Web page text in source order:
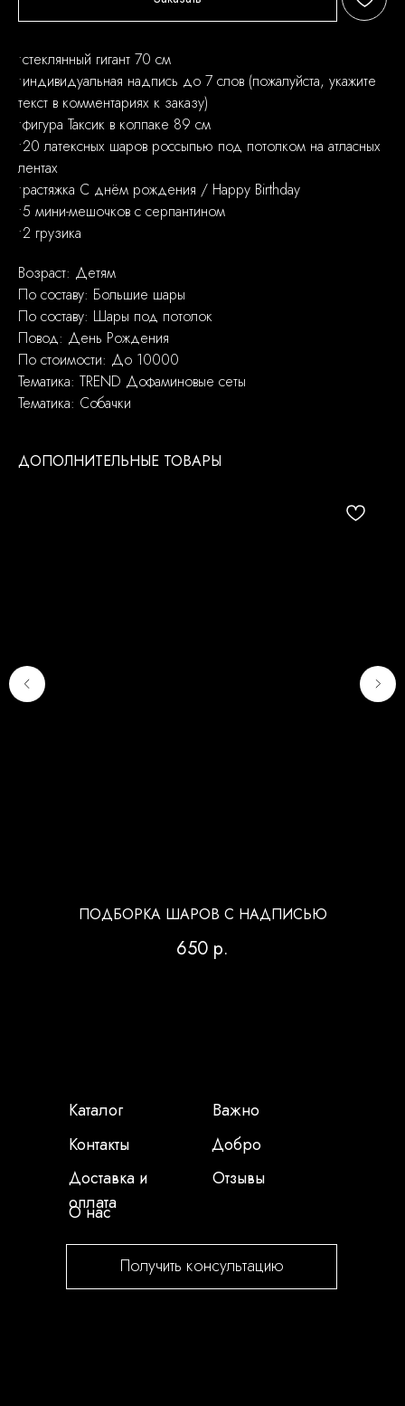
•стеклянный гигант 70 см
•индивидуальная надпись до 7 слов (пожалуйста, укажите
текст в комментариях к заказу)
•фигура Таксик в колпаке 89 см
•20 латексных шаров россыпью под потолком на атласных
лентах
•растяжка С днём рождения / Happy Birthday
•5 мини-мешочков с серпантином
•2 грузика
Возраст: Детям
По составу: Большие шары
По составу: Шары под потолок
Повод: День Рождения
По стоимости: До 10000
Тематика: TREND Дофаминовые сеты
Тематика: Собачки
ДОПОЛНИТЕЛЬНЫЕ ТОВАРЫ
ПОДБОРКА ШАРОВ С НАДПИСЬЮ
650 р.
Каталог
Контакты
Доставка и
оплата
О нас
Важно
Добро
Отзывы
Получить консультацию